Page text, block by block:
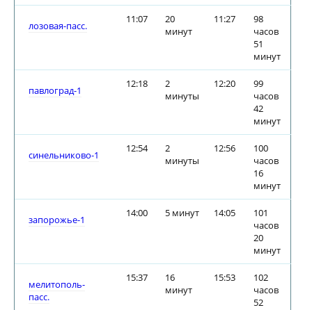
лозовая-пасс.
11:07
20
минут
11:27
98
часов
51
минут
павлоград-1
12:18
2
минуты
12:20
99
часов
42
минут
синельниково-1
12:54
2
минуты
12:56
100
часов
16
минут
запорожье-1
14:00 5 минут 14:05
101
часов
20
минут
мелитополь-
пасс.
15:37
16
минут
15:53
102
часов
52